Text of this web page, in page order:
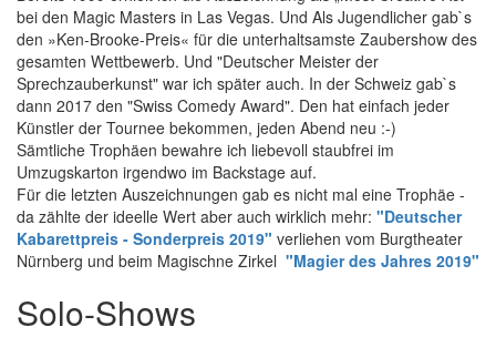
bei den Magic Masters in Las Vegas. Und Als Jugendlicher gab`s
den »Ken-Brooke-Preis« für die unterhaltsamste Zaubershow des
gesamten Wettbewerb. Und "Deutscher Meister der
Sprechzauberkunst" war ich später auch. In der Schweiz gab`s
dann 2017 den "Swiss Comedy Award". Den hat einfach jeder
Künstler der Tournee bekommen, jeden Abend neu :-)
Sämtliche Trophäen bewahre ich liebevoll staubfrei im
Umzugskarton irgendwo im Backstage auf.
Für die letzten Auszeichnungen gab es nicht mal eine Trophäe -
da zählte der ideelle Wert aber auch wirklich mehr: "Deutscher
Kabarettpreis - Sonderpreis 2019" verliehen vom Burgtheater
Nürnberg und beim Magischne Zirkel "Magier des Jahres 2019"
Solo-Shows